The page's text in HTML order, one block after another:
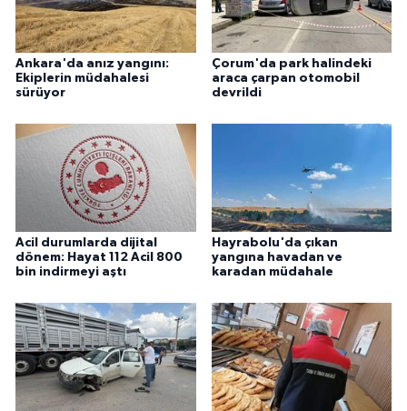
Ankara'da anız yangını:
Ekiplerin müdahalesi
sürüyor
Çorum'da park halindeki
araca çarpan otomobil
devrildi
Acil durumlarda dijital
dönem: Hayat 112 Acil 800
bin indirmeyi aştı
Hayrabolu'da çıkan
yangına havadan ve
karadan müdahale